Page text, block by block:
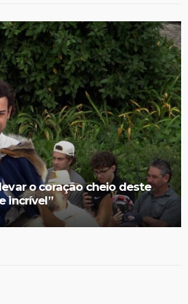
o coração cheio deste
incrível”